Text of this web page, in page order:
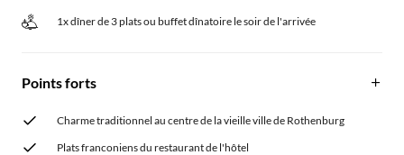
1x dîner de 3 plats ou buffet dînatoire le soir de l'arrivée
Points forts
Charme traditionnel au centre de la vieille ville de Rothenburg
Plats franconiens du restaurant de l'hôtel